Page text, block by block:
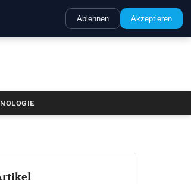
Ablehnen Akzeptieren